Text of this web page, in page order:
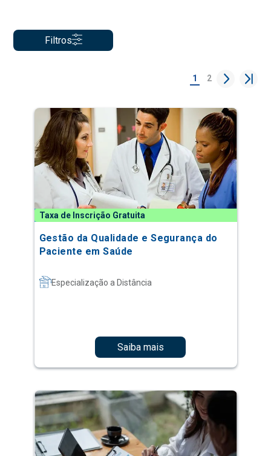
Filtros
1 2
Taxa de Inscrição Gratuita
Gestão da Qualidade e Segurança do
Paciente em Saúde
Especialização a Distância
Saiba mais